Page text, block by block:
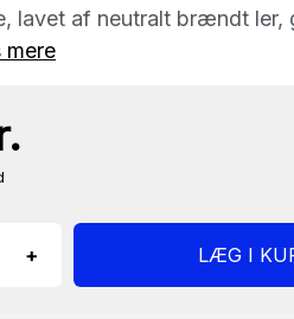
lavet af neutralt brændt ler,
+ LÆG I